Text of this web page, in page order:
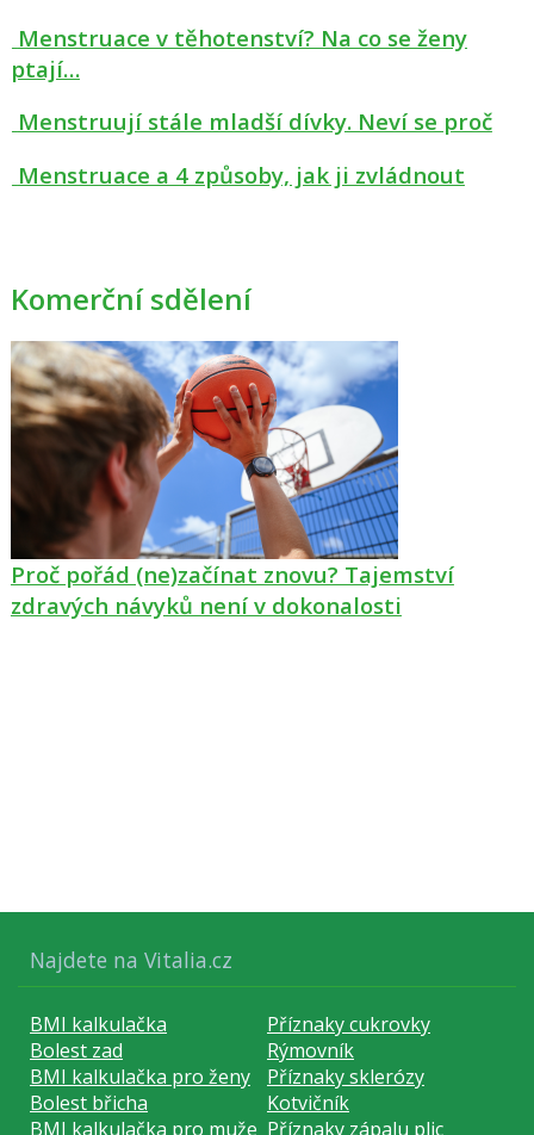
Menstruace v těhotenství? Na co se ženy
ptají…
Menstruují stále mladší dívky. Neví se proč
Menstruace a 4 způsoby, jak ji zvládnout
Komerční sdělení
Proč pořád (ne)začínat znovu? Tajemství
zdravých návyků není v dokonalosti
Najdete na Vitalia.cz
BMI kalkulačka
Příznaky cukrovky
Bolest zad
Rýmovník
BMI kalkulačka pro ženy
Příznaky sklerózy
Bolest břicha
Kotvičník
BMI kalkulačka pro muže Příznaky zápalu plic